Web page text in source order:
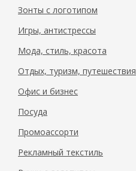
Зонты с логотипом
Игры, антистрессы
Мода, стиль, красота
Отдых, туризм, путешествия
Офис и бизнес
Посуда
Промоассорти
Рекламный текстиль